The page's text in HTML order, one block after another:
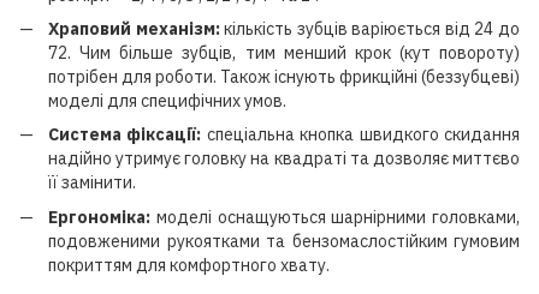
Храповий механізм:кількість зубців варіюється від 24 до
72. Чим більше зубців, тим менший крок (кут повороту)
потрібен для роботи. Також існують фрикційні (беззубцеві)
моделі для специфічних умов.
Система фіксації: спеціальна кнопка швидкого скидання
надійно утримує головку на квадраті та дозволяє миттєво
її замінити.
Ергономіка: моделі оснащуються шарнірними головками,
подовженими рукоятками та бензомаслостійким гумовим
покриттям для комфортного хвату.